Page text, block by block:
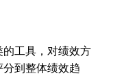
工具，对绩效方
到整体绩效趋